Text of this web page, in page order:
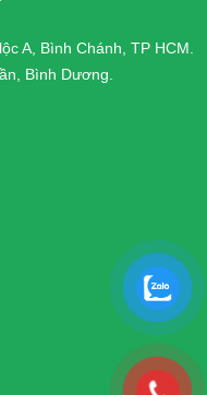
phụ trợ. Quá
không được thu
và xử lý đúng
phế liệu không chỉ
diện tích kho bãi
còn ảnh hưởng đến
trường và hiệu quả
A, Bình Chánh, TP HCM.
Bình Dương.